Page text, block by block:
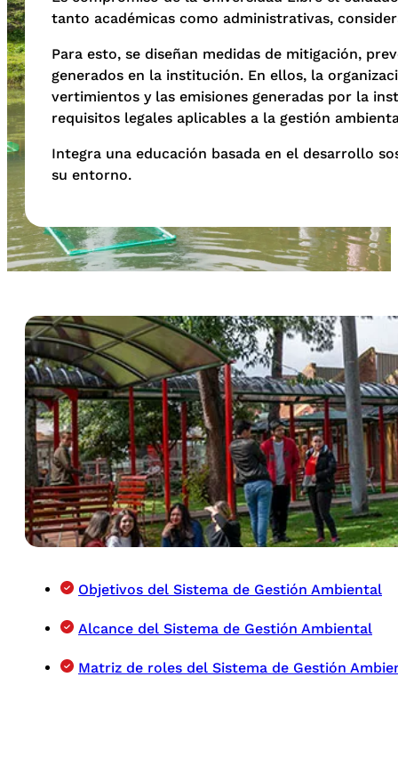
tanto académicas como administrativas,
Para esto, se diseñan medidas de mitigación,
generados en la institución. En ellos, la
vertimientos y las emisiones generadas por la
requisitos legales aplicables a la gestión
Integra una educación basada en el desarrollo
su entorno.
Objetivos del Sistema de Gestión Ambiental
Alcance del Sistema de Gestión Ambiental
Matriz de roles del Sistema de Gestión